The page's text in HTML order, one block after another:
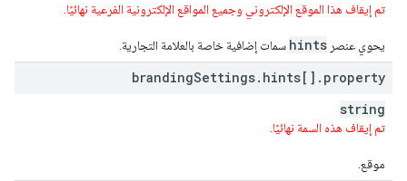
تم إيقاف هذا الموقع الإلكتروني وجميع المواقع الإلكترونية الفرعية نهائيًا.
يحوي عنصر hints سمات إضافية خاصة بالعلامة التجارية.
brandingSettings. hints[] . property
string
تم إيقاف هذه السمة نهائيًا.
موقع.